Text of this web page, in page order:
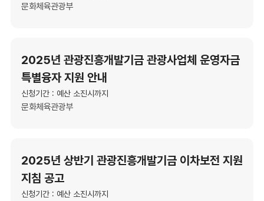
문화체육관광부
2025년 관광진흥개발기금 관광사업체 운영자금
특별융자 지원 안내
신청기간 : 예산 소진시까지
문화체육관광부
2025년 상반기 관광진흥개발기금 이차보전 지원
지침 공고
신청기간 : 예산 소진시까지